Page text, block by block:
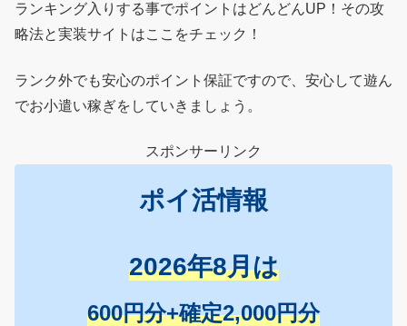
ランキング入りする事でポイントはどんどんUP！その攻
略法と実装サイトはここをチェック！
ランク外でも安心のポイント保証ですので、安心して遊ん
でお小遣い稼ぎをしていきましょう。
スポンサーリンク
ポイ活情報
2026年8月は
600円分+確定2,000円分